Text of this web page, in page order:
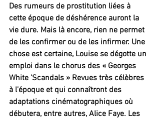
Des rumeurs de prostitution liées à
cette époque de déshérence auront la
vie dure. Mais là encore, rien ne permet
de les confirmer ou de les infirmer. Une
chose est certaine, Louise se dégotte un
emploi dans le chorus des « Georges
White ’Scandals » Revues très célèbres
à l’époque et qui connaîtront des
adaptations cinématographiques où
débutera, entre autres, Alice Faye. Les